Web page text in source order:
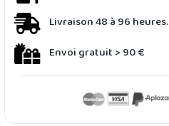
Livraison 48 à 96 heures.
Envoi gratuit > 90 €